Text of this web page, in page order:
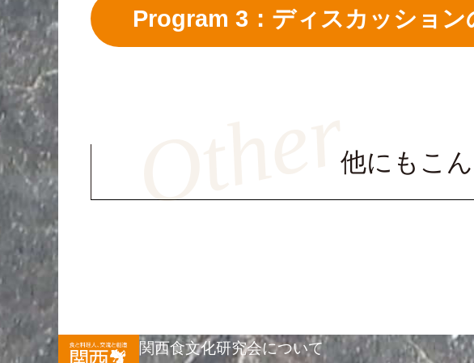
Program 3：ディスカッション
他にもこ
関西食文化研究会について